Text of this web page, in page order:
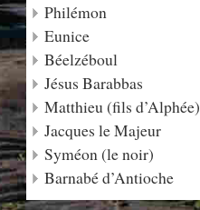
Philémon
Eunice
Béelzéboul
Jésus Barabbas
Matthieu (fils d’Alphée)
Jacques le Majeur
Syméon (le noir)
Barnabé d’Antioche